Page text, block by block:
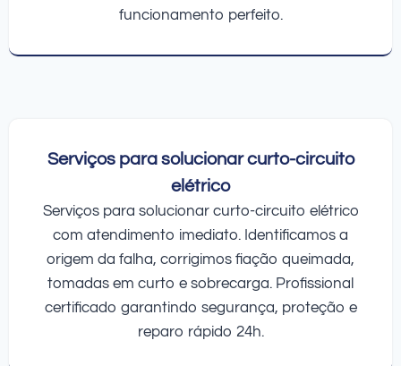
funcionamento perfeito.
Serviços para solucionar curto-circuito
elétrico
Serviços para solucionar curto-circuito elétrico
com atendimento imediato. Identificamos a
origem da falha, corrigimos fiação queimada,
tomadas em curto e sobrecarga. Profissional
certificado garantindo segurança, proteção e
reparo rápido 24h.